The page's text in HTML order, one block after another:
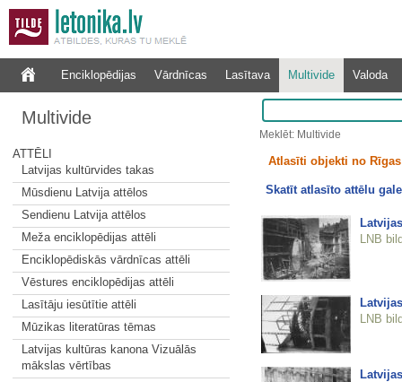
Enciklopēdijas Vārdnīcas Lasītava Multivide Valoda
Multivide
ATTĒLI
Latvijas kultūrvides takas
Mūsdienu Latvija attēlos
Sendienu Latvija attēlos
Meža enciklopēdijas attēli
Enciklopēdiskās vārdnīcas attēli
Vēstures enciklopēdijas attēli
Lasītāju iesūtītie attēli
Mūzikas literatūras tēmas
Latvijas kultūras kanona Vizuālās
mākslas vērtības
Meklēt: Multivide
Atlasīti objekti no
Skatīt atlasīto attēlu
LNB
LNB